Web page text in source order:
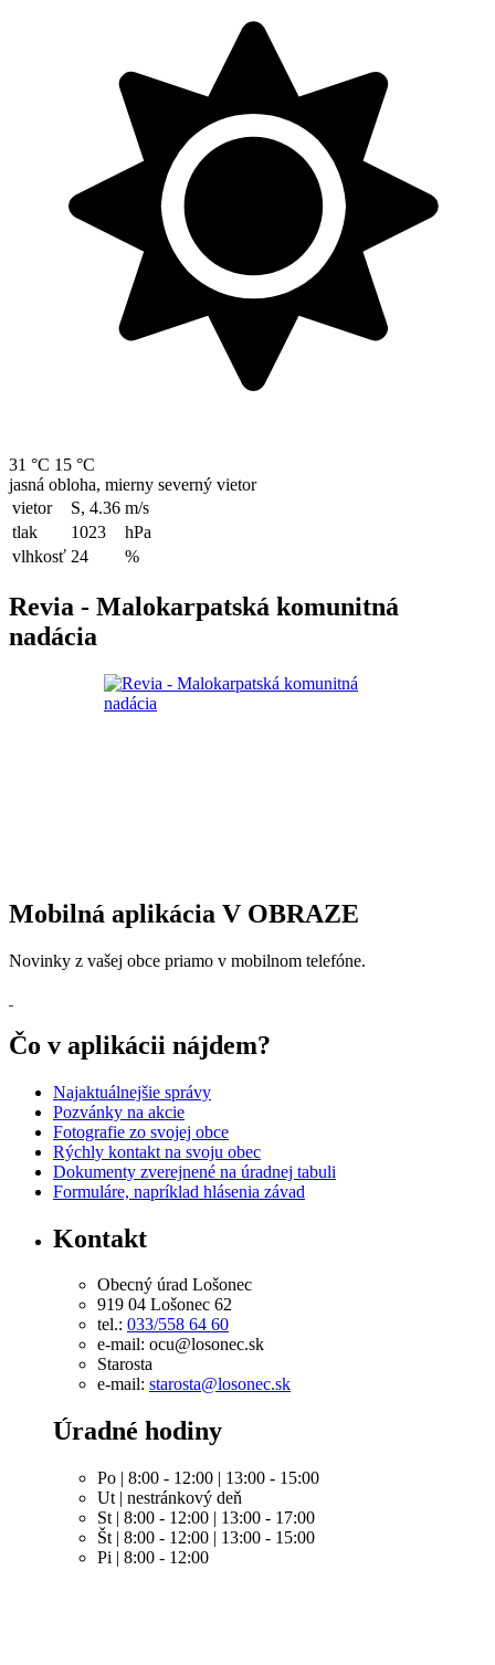
31 °C 15 °C
jasná obloha, mierny severný vietor
vietor
S, 4.36 m/s
tlak
1023
hPa
vlhkosť 24 %
Revia - Malokarpatská komunitná
nadácia
Mobilná aplikácia V OBRAZE
Novinky z vašej obce priamo v mobilnom telefóne.
Čo v aplikácii nájdem?
Najaktuálnejšie správy
Pozvánky na akcie
Fotografie zo svojej obce
Rýchly kontakt na svoju obec
Dokumenty zverejnené na úradnej tabuli
Formuláre, napríklad hlásenia závad
Kontakt
Obecný úrad Lošonec
919 04 Lošonec 62
tel.: 033/558 64 60
e-mail: ocu@losonec.sk
Starosta
e-mail: starosta@losonec.sk
Úradné hodiny
Po | 8:00 - 12:00 | 13:00 - 15:00
Ut | nestránkový deň
St | 8:00 - 12:00 | 13:00 - 17:00
Št | 8:00 - 12:00 | 13:00 - 15:00
Pi | 8:00 - 12:00